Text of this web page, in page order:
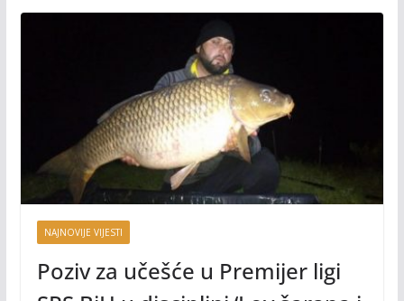
NAJNOVIJE VIJESTI
Poziv za učešće u Premijer ligi